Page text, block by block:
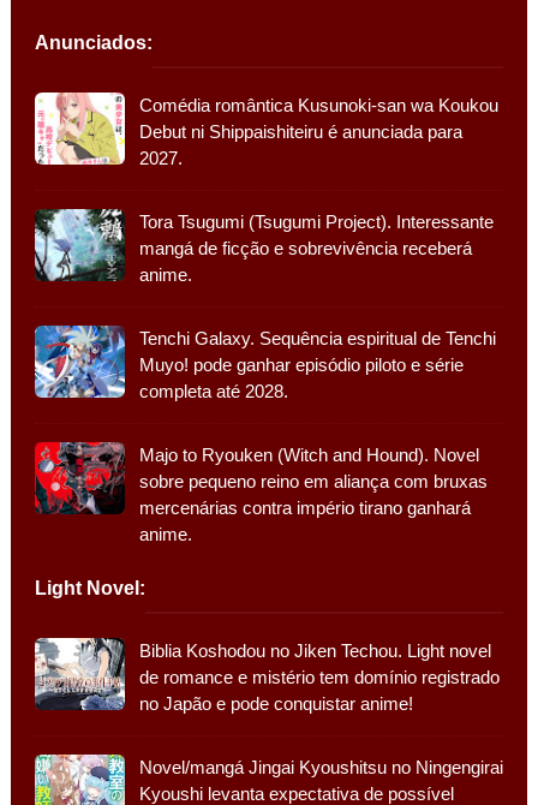
Anunciados:
Comédia romântica Kusunoki-san wa Koukou
Debut ni Shippaishiteiru é anunciada para
2027.
Tora Tsugumi (Tsugumi Project). Interessante
mangá de ficção e sobrevivência receberá
anime.
Tenchi Galaxy. Sequência espiritual de Tenchi
Muyo! pode ganhar episódio piloto e série
completa até 2028.
Majo to Ryouken (Witch and Hound). Novel
sobre pequeno reino em aliança com bruxas
mercenárias contra império tirano ganhará
anime.
Light Novel:
Biblia Koshodou no Jiken Techou. Light novel
de romance e mistério tem domínio registrado
no Japão e pode conquistar anime!
Novel/mangá Jingai Kyoushitsu no Ningengirai
Kyoushi levanta expectativa de possível